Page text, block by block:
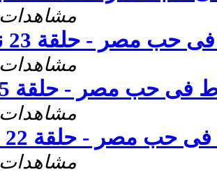
25492 مشاهدات
حب مصر - حلقة 23 نوفمبر
25550 مشاهدات
فى حب مصر - حلقة 25 يناير
28142 مشاهدات
حب مصر - حلقة 22 مارس
25403 مشاهدات